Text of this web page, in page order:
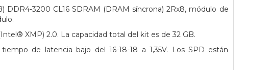
DDR4-3200 CL16 SDRAM (DRAM síncrona) 2Rx8, módulo de
XMP) 2.0. La capacidad total del kit es de 32 GB.
de latencia bajo del 16-18-18 a 1,35V. Los SPD están